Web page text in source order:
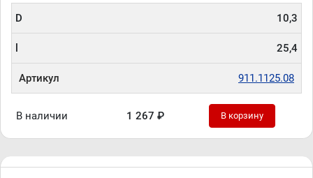
D 10,3
25,4
Артикул 911.1125.08
В наличии 1 267 ₽ В корзину